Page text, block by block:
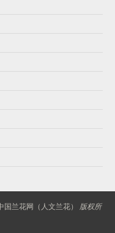
国兰花网（人文兰花）
版权所